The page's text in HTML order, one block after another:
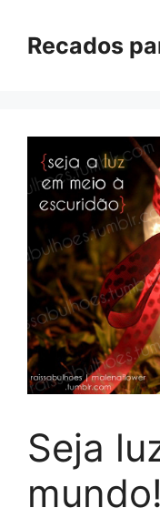
paraRecados
Seja
mundo!